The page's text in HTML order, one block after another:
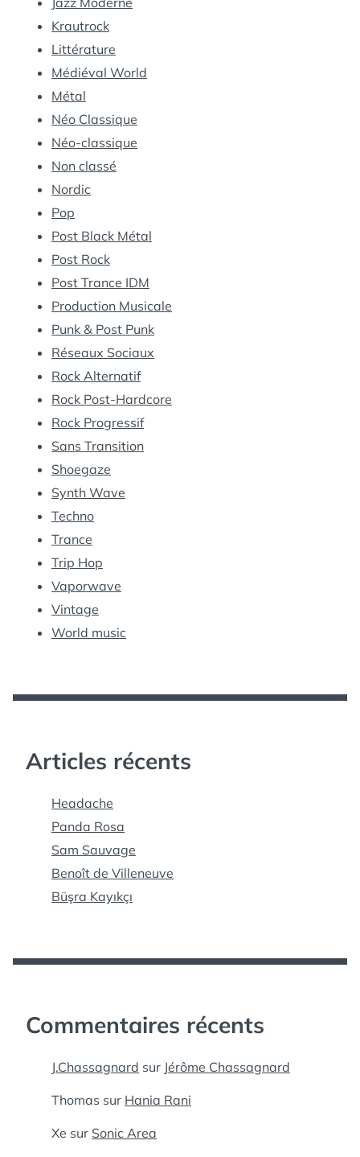
Krautrock
Littérature
Médiéval World
Métal
Néo Classique
Néo-classique
Non classé
Nordic
Pop
Post Black Métal
Post Rock
Post Trance IDM
Production Musicale
Punk & Post Punk
Réseaux Sociaux
Rock Alternatif
Rock Post-Hardcore
Rock Progressif
Sans Transition
Shoegaze
Synth Wave
Techno
Trance
Trip Hop
Vaporwave
Vintage
World music
Articles récents
Headache
Panda Rosa
Sam Sauvage
Benoît de Villeneuve
Büşra Kayıkçı
Commentaires récents
J.Chassagnard sur Jérôme Chassagnard
Thomas sur Hania Rani
Xe sur Sonic Area